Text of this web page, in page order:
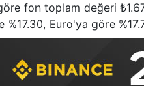
fon toplam değeri
Euro'ya göre